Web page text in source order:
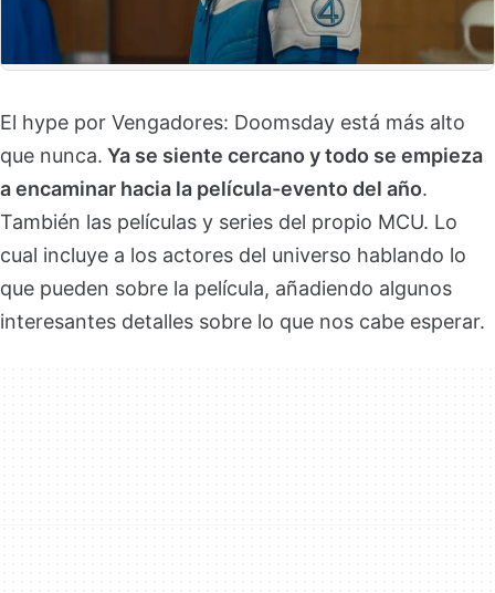
El hype por Vengadores: Doomsday está más alto
que nunca. Ya se siente cercano y todo se empieza
a encaminar hacia la película-evento del año.
También las películas y series del propio MCU. Lo
cual incluye a los actores del universo hablando lo
que pueden sobre la película, añadiendo algunos
interesantes detalles sobre lo que nos cabe esperar.